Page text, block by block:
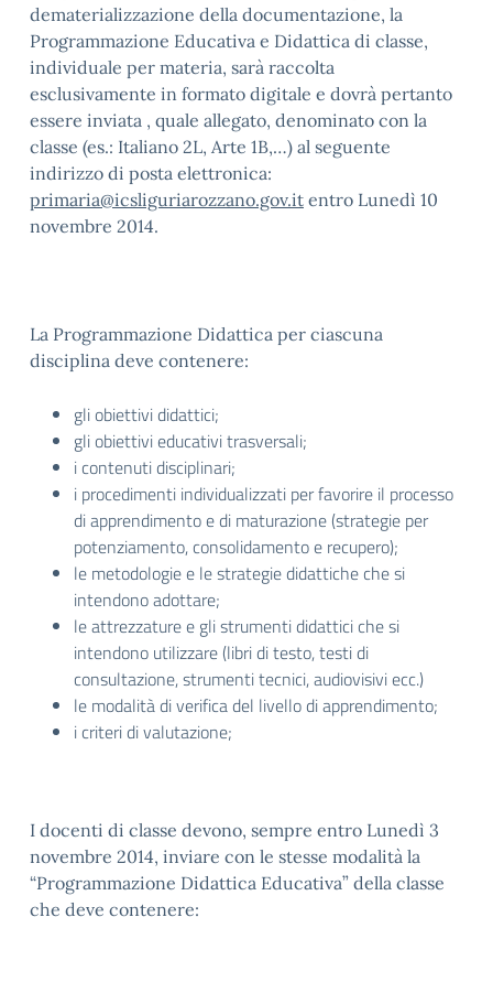
dematerializzazione della documentazione, la
Programmazione Educativa e Didattica di classe,
individuale per materia, sarà raccolta
esclusivamente in formato digitale e dovrà pertanto
essere inviata , quale allegato, denominato con la
classe (es.: Italiano 2L, Arte 1B,…) al seguente
indirizzo di posta elettronica:
primaria@icsliguriarozzano.gov.it entro Lunedì 10
novembre 2014.
La Programmazione Didattica per ciascuna
disciplina deve contenere:
gli obiettivi didattici;
gli obiettivi educativi trasversali;
i contenuti disciplinari;
i procedimenti individualizzati per favorire il processo
di apprendimento e di maturazione (strategie per
potenziamento, consolidamento e recupero);
le metodologie e le strategie didattiche che si
intendono adottare;
le attrezzature e gli strumenti didattici che si
intendono utilizzare (libri di testo, testi di
consultazione, strumenti tecnici, audiovisivi ecc.)
le modalità di verifica del livello di apprendimento;
i criteri di valutazione;
I docenti di classe devono, sempre entro Lunedì 3
novembre 2014, inviare con le stesse modalità la
“Programmazione Didattica Educativa” della classe
che deve contenere: